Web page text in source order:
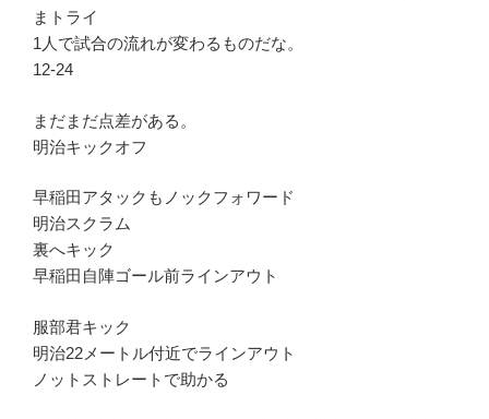
まトライ
1人で試合の流れが変わるものだな。
12-24
まだまだ点差がある。
明治キックオフ
早稲田アタックもノックフォワード
明治スクラム
裏へキック
早稲田自陣ゴール前ラインアウト
服部君キック
明治22メートル付近でラインアウト
ノットストレートで助かる